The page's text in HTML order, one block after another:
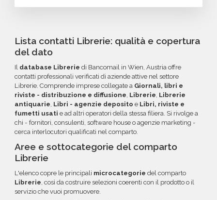
configurazione che cerchi, contatta il nostro
dall'acquisto, potrai richiedere un rimborso o
inesistenti o DNS errati.
i circuiti protetti Banca Sella e PayPal. Inoltre,
per acquisti voluminosi, è possibile acquistare
maggiori informazioni su come sfruttare
questa opzione.
Lista contatti Librerie: qualità e copertura
del dato
Il database Librerie di Bancomail in Wien, Austria offre
contatti professionali verificati di aziende attive nel settore
Librerie. Comprende imprese collegate a Giornali, libri e
riviste - distribuzione e diffusione, Librerie, Librerie
antiquarie, Libri - agenzie deposito e Libri, riviste e
fumetti usati e ad altri operatori della stessa filiera. Si rivolge a
chi - fornitori, consulenti, software house o agenzie marketing -
cerca interlocutori qualificati nel comparto.
Aree e sottocategorie del comparto
Librerie
L'elenco copre le principali microcategorie del comparto
Librerie , così da costruire selezioni coerenti con il prodotto o il
servizio che vuoi promuovere.